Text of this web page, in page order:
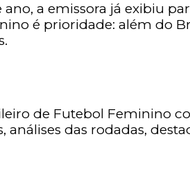
ano, a emissora já exibiu
é prioridade: além do
de Futebol Feminino
das rodadas,